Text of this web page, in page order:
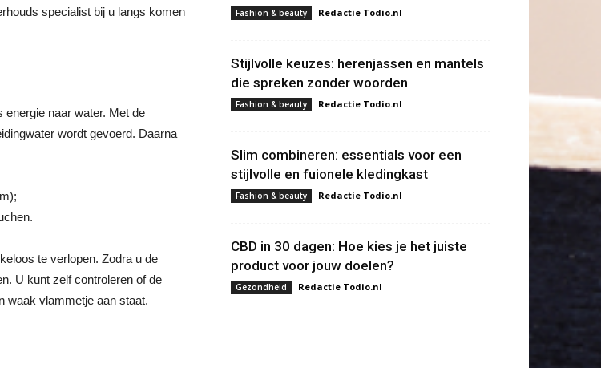
specialist bij u langs komen
naar water. Met de
wordt gevoerd. Daarna
te verlopen. Zodra u de
U kunt zelf controleren of de
waak vlammetje aan staat.
Fashion & beauty Redactie Todio.nl
Stijlvolle keuzes: herenjassen en mantels
die spreken zonder woorden
Fashion & beauty Redactie Todio.nl
Slim combineren: essentials voor een
stijlvolle en fuionele kledingkast
Fashion & beauty Redactie Todio.nl
CBD in 30 dagen: Hoe kies je het juiste
product voor jouw doelen?
Gezondheid Redactie Todio.nl